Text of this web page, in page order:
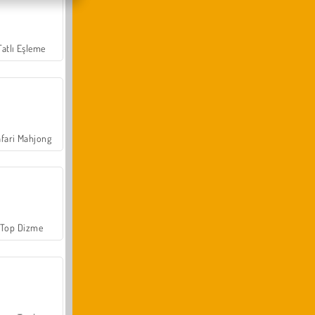
Eşleme
Mahjong
Top Dizme